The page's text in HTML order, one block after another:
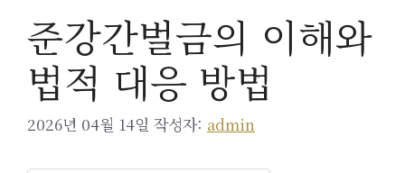
준강간벌금의 이해와
법적 대응 방법
2026년 04월 14일 작성자: admin